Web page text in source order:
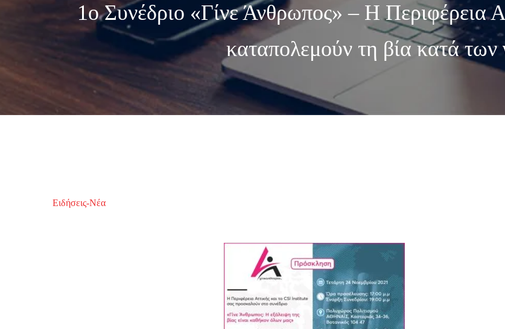
1ο Συνέδριο «Γίνε Άνθρωπος» – Η Περιφέρεια
καταπολεμούν τη βία κατά των
Ειδήσεις-Νέα